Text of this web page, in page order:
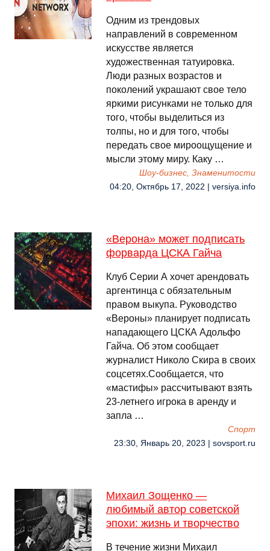
Одним из трендовых
направлений в современном
искусстве является
художественная татуировка.
Люди разных возрастов и
поколений украшают свое тело
яркими рисунками не только для
того, чтобы выделиться из
толпы, но и для того, чтобы
передать свое мироощущение и
мысли этому миру. Каку …
Шоу-бизнес, Знаменитости
04:20, Октябрь 17, 2022 | versiya.info
«Верона» может подписать
форварда ЦСКА Гайча
Клуб Серии А хочет арендовать
аргентинца с обязательным
правом выкупа. Руководство
«Вероны» планирует подписать
нападающего ЦСКА Адольфо
Гайча. Об этом сообщает
журналист Николо Скира в своих
соцсетях.Сообщается, что
«мастифы» рассчитывают взять
23-летнего игрока в аренду и
запла …
Спорт
23:30, Январь 20, 2023 | sovsport.ru
Михаил Зощенко —
любимый автор советской
эпохи: жизнь и творчество
В течение жизни Михаил